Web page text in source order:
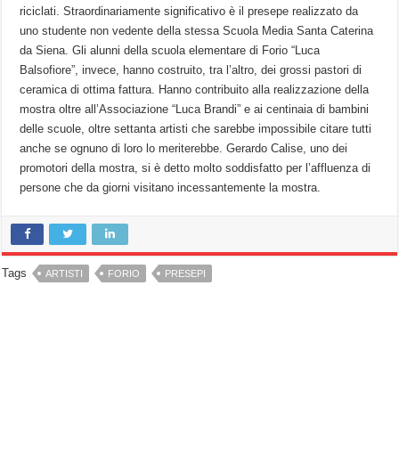
riciclati. Straordinariamente significativo è il presepe realizzato da
uno studente non vedente della stessa Scuola Media Santa Caterina
da Siena. Gli alunni della scuola elementare di Forio “Luca
Balsofiore”, invece, hanno costruito, tra l’altro, dei grossi pastori di
ceramica di ottima fattura. Hanno contribuito alla realizzazione della
mostra oltre all’Associazione “Luca Brandi” e ai centinaia di bambini
delle scuole, oltre settanta artisti che sarebbe impossibile citare tutti
anche se ognuno di loro lo meriterebbe. Gerardo Calise, uno dei
promotori della mostra, si è detto molto soddisfatto per l’affluenza di
persone che da giorni visitano incessantemente la mostra.
Tags ARTISTI FORIO PRESEPI